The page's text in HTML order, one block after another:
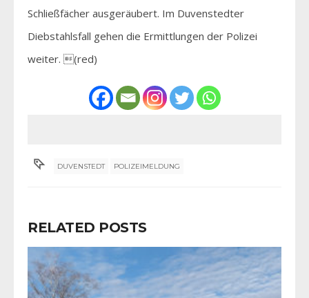
Schließfächer ausgeräubert. Im Duvenstedter
Diebstahlsfall gehen die Ermittlungen der Polizei
weiter. (red)
DUVENSTEDT POLIZEIMELDUNG
RELATED POSTS